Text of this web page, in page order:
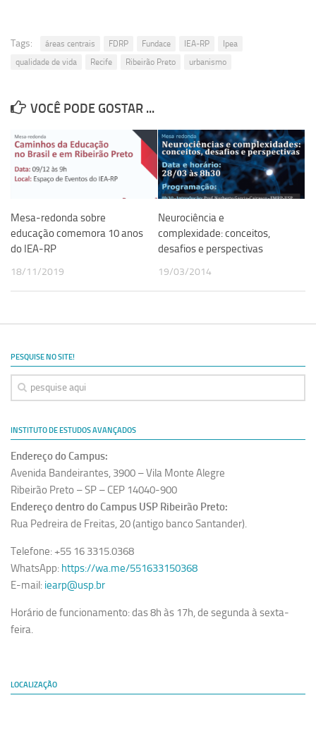
Clipping
Relatórios
Revista Estudos Avançados
Espaço Cultural
Contato
Tags: áreas centrais FDRP Fundace IEA-RP
Ipea
qualidade de vida
Recife Ribeirão Preto urbanismo
VOCÊ PODE GOSTAR ...
Mesa-redonda sobre
educação comemora 10 anos
do IEA-RP
18/11/2019
Neurociência e
complexidade: conceitos,
desafios e perspectivas
19/03/2014
PESQUISE NO SITE!
INSTITUTO DE ESTUDOS AVANÇADOS
Endereço do Campus:
Avenida Bandeirantes, 3900 – Vila Monte Alegre
Ribeirão Preto – SP – CEP 14040-900
Endereço dentro do Campus USP Ribeirão Preto:
Rua Pedreira de Freitas, 20 (antigo banco Santander).
Telefone: +55 16 3315.0368
WhatsApp: https://wa.me/551633150368
E-mail: iearp@usp.br
Horário de funcionamento: das 8h às 17h, de segunda à sexta-
feira.
LOCALIZAÇÃO